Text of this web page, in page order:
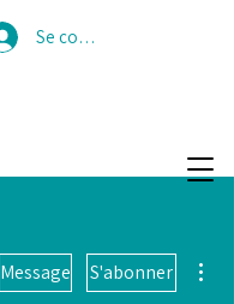
Se connecter
Message S'abonner